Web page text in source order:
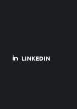
LINKEDIN